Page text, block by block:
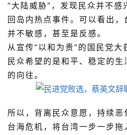
“大陆威胁”，发现民众并不感
回岛内热点事件。 可以看出，
并不敏感，甚至是反感。
从宣传“以和为贵”的国民党
民众希望的是和平、稳定的
的向往。
所以，背离民众意愿，持续
台海危机，将台湾一步一步